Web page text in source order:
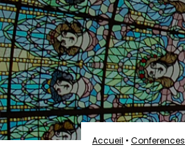
Accueil • Conferences